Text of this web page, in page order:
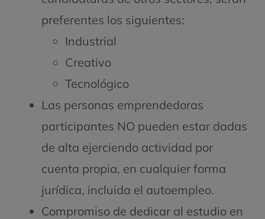
preferentes los siguientes:
Industrial
Creativo
Tecnológico
Las personas emprendedoras
participantes NO pueden estar dadas
de alta ejerciendo actividad por
cuenta propia, en cualquier forma
jurídica, incluida el autoempleo.
Compromiso de dedicar al estudio en